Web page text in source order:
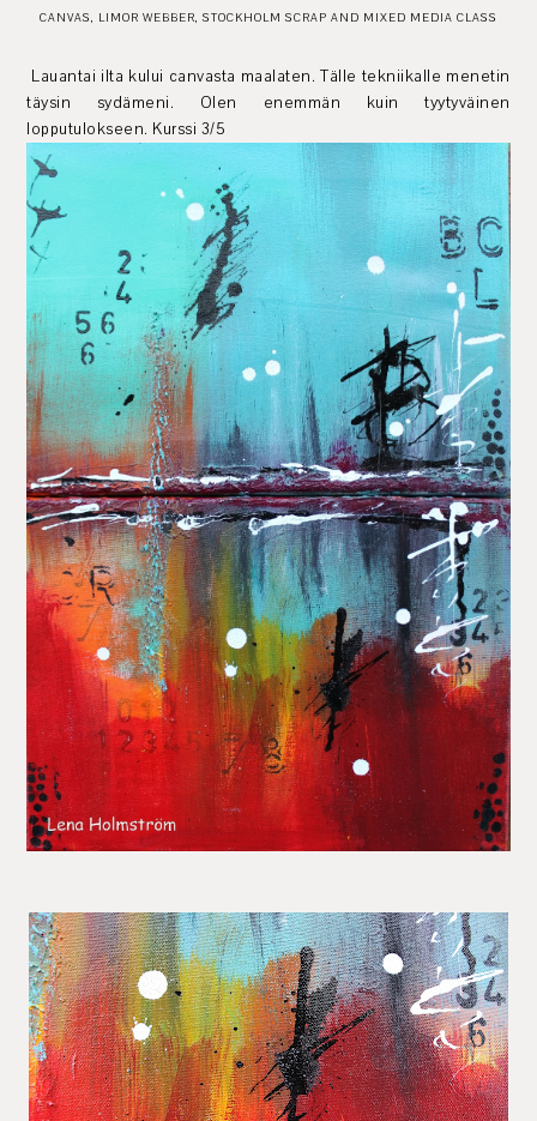
CANVAS, LIMOR WEBBER, STOCKHOLM SCRAP AND MIXED MEDIA CLASS
Lauantai ilta kului canvasta maalaten. Tälle tekniikalle menetin
täysin sydämeni. Olen enemmän kuin tyytyväinen
lopputulokseen. Kurssi 3/5